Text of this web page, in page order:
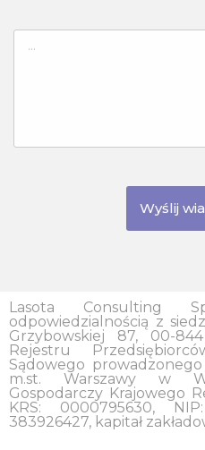
Wyślij
Lasota Consulting
odpowiedzialnością z
Grzybowskiej 87, 00-
Rejestru
Sądowego
m.st. Warszawy w
Gospodarczy Krajowego
KRS: 0000795630,
383926427, kapitał